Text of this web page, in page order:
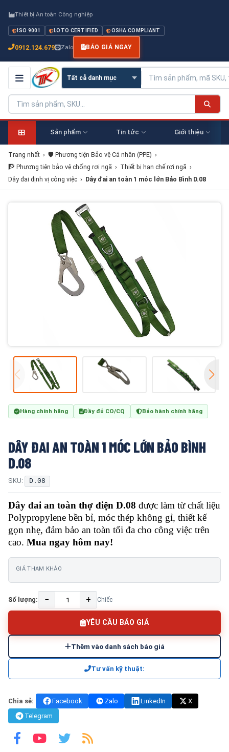
Thiết bị An toàn Công nghiệp
ISO 9001 LOTO CERTIFIED OSHA COMPLIANT
0912.124.679 Zalo BÁO GIÁ NGAY
Sản phẩm Tin tức Giới thiệu
Trang nhất › 🛡️ Phương tiện Bảo vệ Cá nhân (PPE) ›
🧗 Phương tiện bảo vệ chống rơi ngã › Thiết bị hạn chế rơi ngã ›
Dây đai định vị công việc › Dây đai an toàn 1 móc lớn Bảo Bình D.08
Hàng chính hãng Đầy đủ CO/CQ Bảo hành chính hãng
DÂY ĐAI AN TOÀN 1 MÓC LỚN BẢO BÌNH
D.08
SKU: D.08
Dây đai an toàn thợ điện D.08 được làm từ chất liệu
Polypropylene bền bỉ, móc thép không gỉ, thiết kế
gọn nhẹ, đảm bảo an toàn tối đa cho công việc trên
cao. Mua ngay hôm nay!
GIÁ THAM KHẢO
Số lượng: − + Chiếc
YÊU CẦU BÁO GIÁ
Thêm vào danh sách báo giá
Tư vấn kỹ thuật:
Chia sẻ: Facebook Zalo LinkedIn
X
Telegram